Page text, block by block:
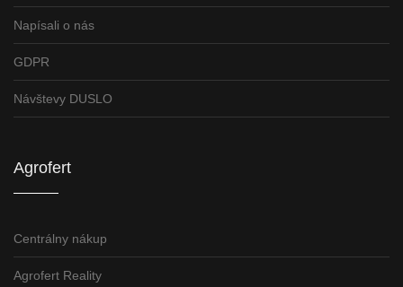
Napísali o nás
GDPR
Návštevy DUSLO
Agrofert
Centrálny nákup
Agrofert Reality